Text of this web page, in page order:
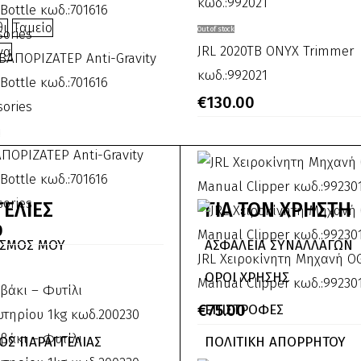
Anti-Gravity
κωδ.:701616
JRL
2020TB
ONYX
Trimmer
Out of stock
JRL 2020TB ONYX Trimmer
κωδ.:992021
€130.00
JRL
Χειροκίνητη
Μηχανή
1855
JRL Χειροκίνητη Μηχανή
Manual Clipper κωδ.:992301
€75.00
Ταμείο
ΜΟΥ
ΠΑΡΑΓΓΕΛΙΑΣ
ΓΙΑ ΤΟΝ ΧΡΗΣΤΗ
ΑΣΦΑΛΕΙΑ ΣΥΝΑΛΛΑΓΩΝ
ΟΡΟΙ ΧΡΗΣΗΣ
ΕΠΙΣΤΡΟΦΕΣ
ΠΟΛΙΤΙΚΗ ΑΠΟΡΡΗΤΟΥ